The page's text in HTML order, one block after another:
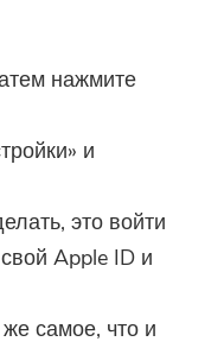
нажмите
и
это войти
Apple ID и
самое, что и